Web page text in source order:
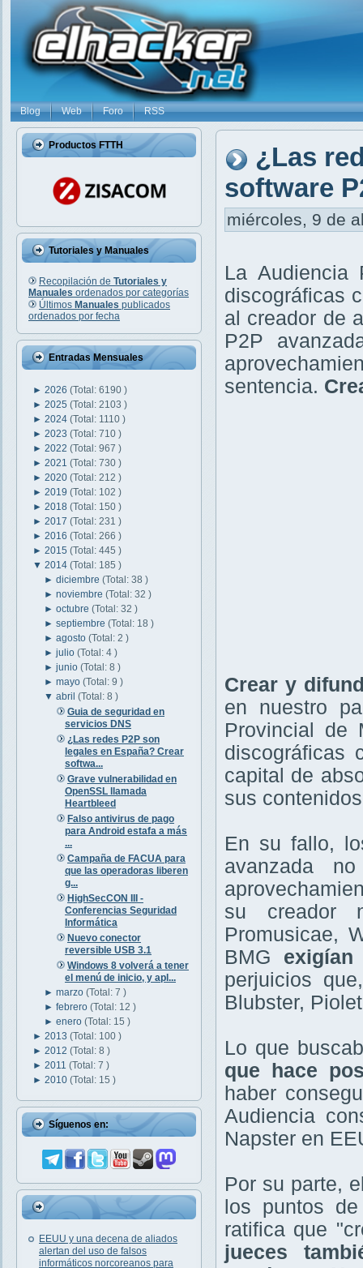
Blog Web Foro RSS
Productos FTTH
Tutoriales y Manuales
Recopilación de Tutoriales y
Manuales ordenados por categorías
Últimos Manuales publicados
ordenados por fecha
Entradas Mensuales
► 2026 (Total: 6190 )
► 2025 (Total: 2103 )
► 2024 (Total: 1110 )
► 2023 (Total: 710 )
► 2022 (Total: 967 )
► 2021 (Total: 730 )
► 2020 (Total: 212 )
► 2019 (Total: 102 )
► 2018 (Total: 150 )
► 2017 (Total: 231 )
► 2016 (Total: 266 )
► 2015 (Total: 445 )
▼ 2014 (Total: 185 )
►diciembre(Total: 38 )
►noviembre(Total: 32 )
►octubre(Total: 32 )
►septiembre(Total: 18 )
►agosto(Total: 2 )
►julio(Total: 4 )
►junio(Total: 8 )
►mayo(Total: 9 )
▼abril(Total: 8 )
Guia de seguridad en
servicios DNS
¿Las redes P2P son
legales en España? Crear
softwa...
Grave vulnerabilidad en
OpenSSL llamada
Heartbleed
Falso antivirus de pago
para Android estafa a más
...
Campaña de FACUA para
que las operadoras liberen
g...
HighSecCON III -
Conferencias Seguridad
Informática
Nuevo conector
reversible USB 3.1
Windows 8 volverá a tener
el menú de inicio, y apl...
►marzo(Total: 7 )
►febrero(Total: 12 )
►enero(Total: 15 )
► 2013 (Total: 100 )
► 2012 (Total: 8 )
► 2011 (Total: 7 )
► 2010 (Total: 15 )
Síguenos en:
EEUU y una decena de aliados
alertan del uso de falsos
informáticos norcoreanos para
¿Las
software
miércoles, 9 de
La Audiencia
discográficas
al creador de
P2P
sentencia.
Crear y
en nuestro
Provincial de
discográficas
capital de
sus
En su fallo,
avanzada
su creador
Promusicae,
BMG
perjuicios
Blubster,
Lo que
que hace
haber
Audiencia
Napster en
Por su parte,
los puntos
ratifica que
jueces